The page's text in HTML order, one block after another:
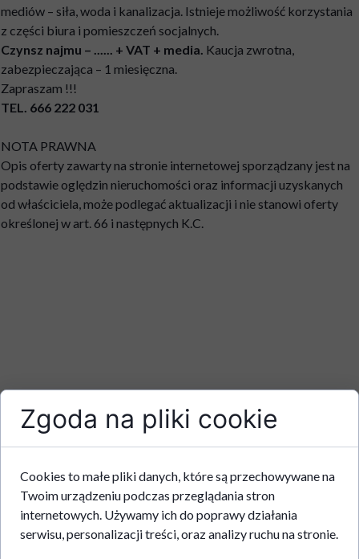
mediów – siła, woda i kanalizacja. Istnieje możliwość korzystania
z części biura i pomieszczeń socjalnych.
Czynsz najmu – ...... + VAT + media. Kaucja zwrotna,
zabezpieczająca – 1 miesięczna.
Zapraszam !!!
TEL. 666 222 031
NOTA PRAWNA
Opis oferty zawarty na stronie internetowej sporządzany jest na
podstawie oględzin nieruchomości oraz informacji uzyskanych
od właściciela, może podlegać aktualizacji i nie stanowi oferty
określonej w art. 66 i następnych K.C.
Zgoda na pliki cookie
Cookies to małe pliki danych, które są przechowywane na
Twoim urządzeniu podczas przeglądania stron
internetowych. Używamy ich do poprawy działania
serwisu, personalizacji treści, oraz analizy ruchu na stronie.